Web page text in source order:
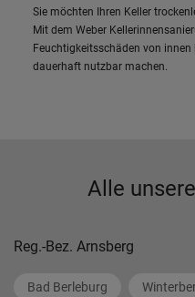
Sie möchten Ihren Keller
Mit dem Weber
Feuchtigkeitsschäden von
dauerhaft nutzbar machen.
Alle
Reg.-Bez. Arnsberg
Bad Berleburg